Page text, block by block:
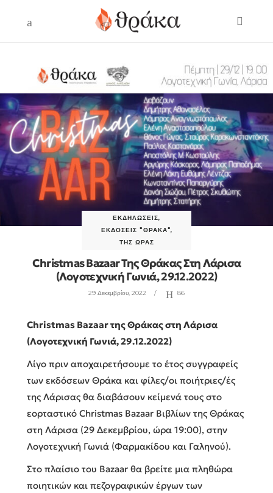
ΕΚΔΗΛΏΣΕΙΣ,
ΕΚΔΌΣΕΙΣ "ΘΡΆΚΑ",
ΤΗΣ ΏΡΑΣ
Christmas Bazaar Της Θράκας Στη Λάρισα
(Λογοτεχνική Γωνιά, 29.12.2022)
29 Δεκεμβρίου, 2022 86
Christmas Bazaar της Θράκας στη Λάρισα
(Λογοτεχνική Γωνιά, 29.12.2022)
Λίγο πριν αποχαιρετήσουμε το έτος συγγραφείς
των εκδόσεων Θράκα και φίλες/οι ποιήτριες/ές
της Λάρισας θα διαβάσουν κείμενά τους στο
εορταστικό Christmas Bazaar Βιβλίων της Θράκας
στη Λάρισα (29 Δεκεμβρίου, ώρα 19:00), στην
Λογοτεχνική Γωνιά (Φαρμακίδου και Γαληνού).
Στο πλαίσιο του Bazaar θα βρείτε μια πληθώρα
ποιητικών και πεζογραφικών έργων των